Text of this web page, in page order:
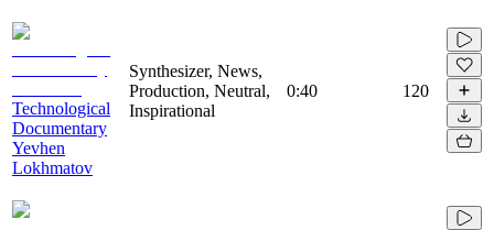
Technological
Documentary
Yevhen
Lokhmatov
Synthesizer, News,
Production, Neutral,
Inspirational
0:40 120